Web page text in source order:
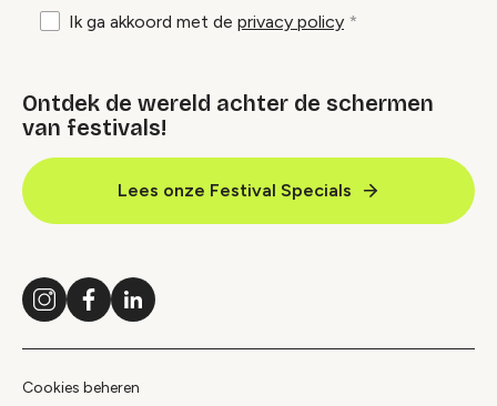
Ik ga akkoord met de privacy policy
Ontdek de wereld achter de schermen
van festivals!
Lees onze Festival Specials
InstagramFacebookLinkedIn
Cookies beheren